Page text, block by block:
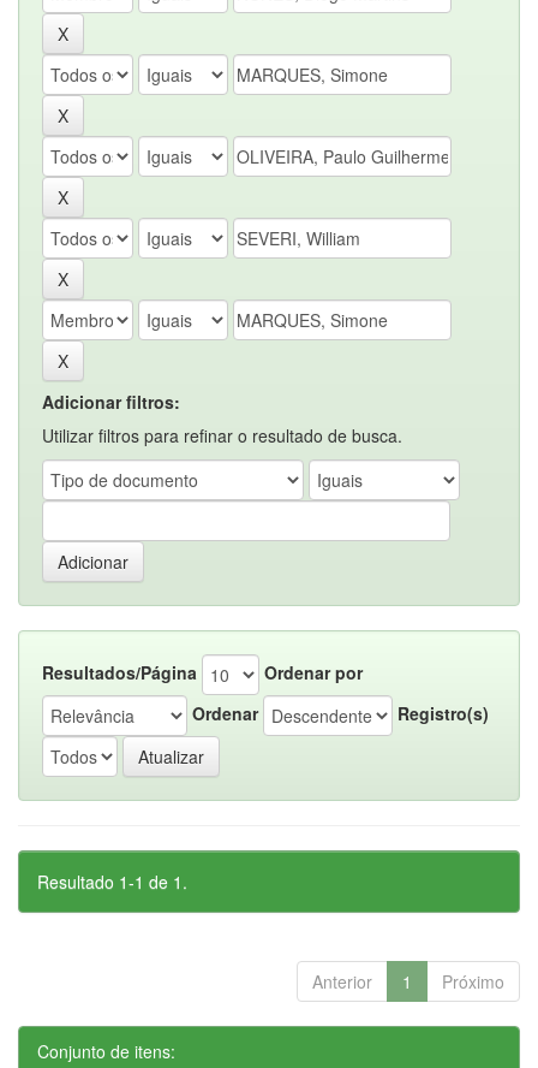
Adicionar filtros:
Utilizar filtros para refinar o resultado de busca.
Resultados/Página
Ordenar por
Ordenar
Registro(s)
Resultado 1-1 de 1.
Anterior 1 Próximo
Conjunto de itens: